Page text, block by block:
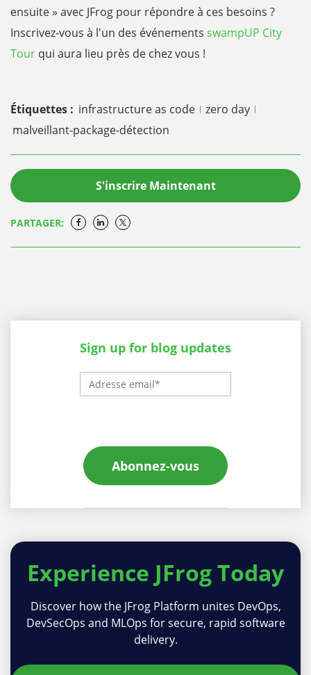
ensuite » avec JFrog pour répondre à ces besoins ?
Inscrivez-vous à l'un des événements swampUP City
Tour qui aura lieu près de chez vous !
Étiquettes : infrastructure as code
zero day
malveillant-package-détection
S'inscrire Maintenant
PARTAGER:
Sign up for blog updates
Abonnez-vous
Experience JFrog Today
Discover how the JFrog Platform unites DevOps,
DevSecOps and MLOps for secure, rapid software
delivery.